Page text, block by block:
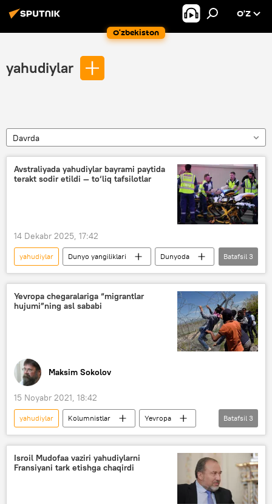
O‘zbekiston
O’Z
yahudiylar
Davrda
Avstraliyada yahudiylar bayrami paytida
terakt sodir etildi — to‘liq tafsilotlar
14 Dekabr 2025, 17:42
yahudiylar Dunyo yangiliklari
Dunyoda
o‘q otish
otishma terakt
Batafsil 3
Yevropa chegaralariga “migrantlar
hujumi”ning asl sababi
Maksim Sokolov
15 Noyabr 2021, 18:42
yahudiylar Kolumnistlar
Yevropa
migrantlar
hujum Belarus
Batafsil 3
Isroil Mudofaa vaziri yahudiylarni
Fransiyani tark etishga chaqirdi